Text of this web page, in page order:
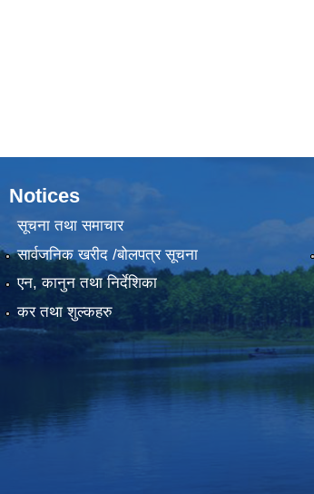
Notices
सूचना तथा समाचार
सार्वजनिक खरीद /बोलपत्र सूचना
एन, कानुन तथा निर्देशिका
कर तथा शुल्कहरु